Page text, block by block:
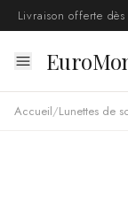
Livraison offerte
Accueil/Lunettes de